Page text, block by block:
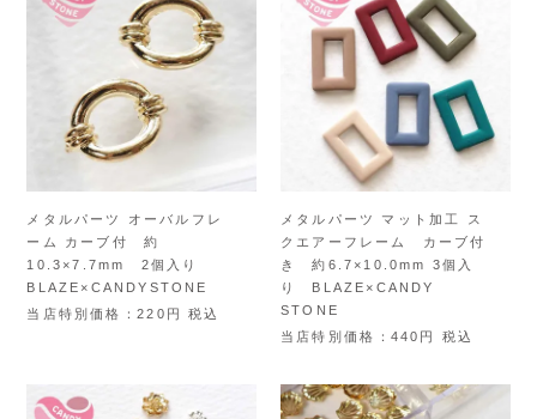
メタルパーツ オーバルフレ
ーム カーブ付 約
10.3×7.7mm 2個入り
BLAZE×CANDYSTONE
当店特別価格
220 税込
メタルパーツ マット加工 ス
クエアーフレーム カーブ付
き 約6.7×10.0mm 3個入
り BLAZE×CANDY
STONE
当店特別価格
440 税込